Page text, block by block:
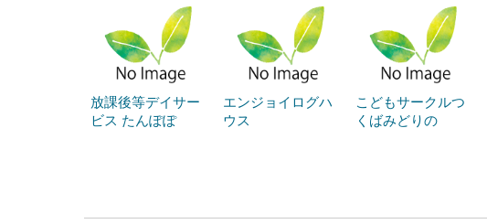
放課後等デイサー
ビス たんぽぽ
エンジョイログハ
ウス
こどもサークルつ
くばみどりの